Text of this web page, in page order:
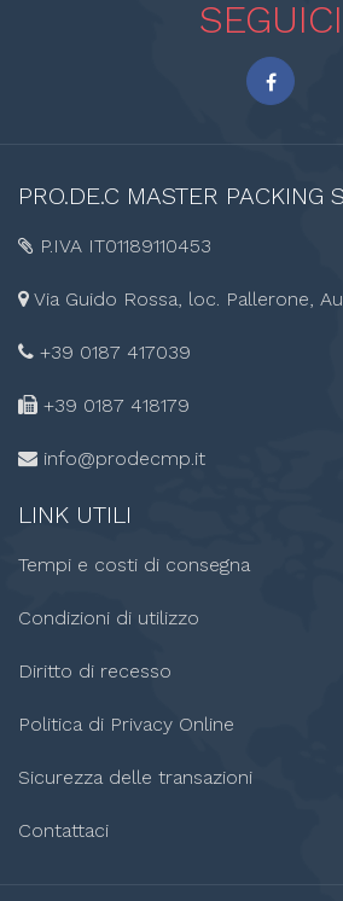
SEGUICI
PRO.DE.C MASTER PACKING
P.IVA IT01189110453
Via Guido Rossa, loc. Pallerone,
+39 0187 417039
+39 0187 418179
info@prodecmp.it
LINK UTILI
Tempi e costi di consegna
Condizioni di utilizzo
Diritto di recesso
Politica di Privacy Online
Sicurezza delle transazioni
Contattaci